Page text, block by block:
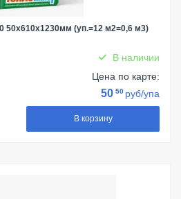
(уп.=12 м2=0,6 м3)
В наличии
Цена по карте:
50 50 руб/упа
В корзину